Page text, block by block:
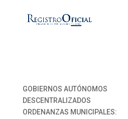
GOBIERNOS AUTÓNOMOS
DESCENTRALIZADOS
ORDENANZAS MUNICIPALES: